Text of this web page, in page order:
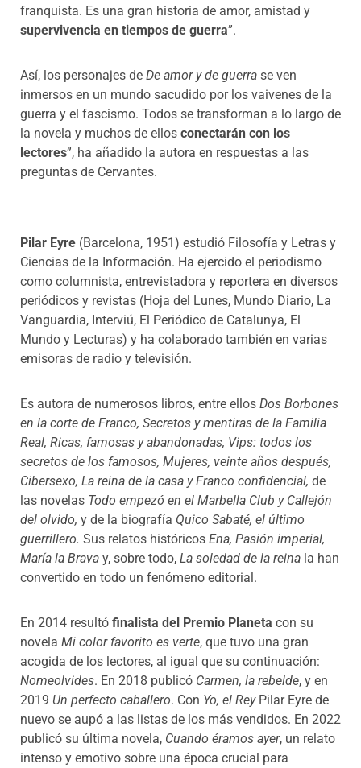
franquista. Es una gran historia de amor, amistad y
supervivencia en tiempos de guerra”.
Así, los personajes de De amor y de guerra se ven
inmersos en un mundo sacudido por los vaivenes de la
guerra y el fascismo. Todos se transforman a lo largo de
la novela y muchos de ellos conectarán con los
lectores”, ha añadido la autora en respuestas a las
preguntas de Cervantes.
Pilar Eyre (Barcelona, 1951) estudió Filosofía y Letras y
Ciencias de la Información. Ha ejercido el periodismo
como columnista, entrevistadora y reportera en diversos
periódicos y revistas (Hoja del Lunes, Mundo Diario, La
Vanguardia, Interviú, El Periódico de Catalunya, El
Mundo y Lecturas) y ha colaborado también en varias
emisoras de radio y televisión.
Es autora de numerosos libros, entre ellos Dos Borbones
en la corte de Franco, Secretos y mentiras de la Familia
Real, Ricas, famosas y abandonadas, Vips: todos los
secretos de los famosos, Mujeres, veinte años después,
Cibersexo, La reina de la casa y Franco confidencial, de
las novelas Todo empezó en el Marbella Club y Callejón
del olvido, y de la biografía Quico Sabaté, el último
guerrillero. Sus relatos históricos Ena, Pasión imperial,
María la Brava y, sobre todo, La soledad de la reina la han
convertido en todo un fenómeno editorial.
En 2014 resultó finalista del Premio Planeta con su
novela Mi color favorito es verte, que tuvo una gran
acogida de los lectores, al igual que su continuación:
Nomeolvides. En 2018 publicó Carmen, la rebelde, y en
2019 Un perfecto caballero. Con Yo, el ReyPilar Eyre de
nuevo se aupó a las listas de los más vendidos. En 2022
publicó su última novela, Cuando éramos ayer, un relato
intenso y emotivo sobre una época crucial para